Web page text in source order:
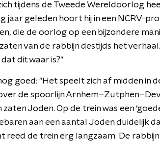
tijdens de Tweede Wereldoorlog
jaar geleden hoort hij in een NCRV-
die de oorlog op een bijzondere
van de rabbijn destijds het
dit waar is?"
goed: "Het speelt zich af midden in
de spoorlijn
Joden. Op de trein was een
aan een aantal Joden duidelijk
reed de trein erg langzaam. De